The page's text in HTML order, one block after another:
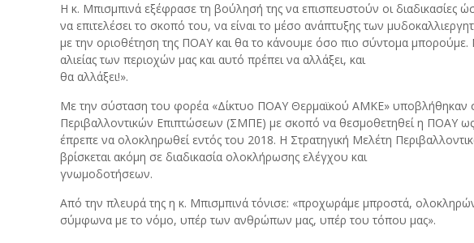
Η κ. Μπισμπινά εξέφρασε τη βούλησή της να επισπευστούν οι διαδικασίες
να επιτελέσει το σκοπό του, να είναι το μέσο ανάπτυξης των
με την οριοθέτηση της ΠΟΑΥ και θα το κάνουμε όσο πιο σύντομα μπορούμε.
αλιείας των περιοχών μας και αυτό πρέπει να αλλάξει, και
θα αλλάξει!».
Με την σύσταση του φορέα «Δίκτυο ΠΟΑΥ Θερμαϊκού ΑΜΚΕ» υποβλήθηκαν
Περιβαλλοντικών Επιπτώσεων (ΣΜΠΕ) με σκοπό να θεσμοθετηθεί η ΠΟΑΥ ως
έπρεπε να ολοκληρωθεί εντός του 2018. Η Στρατηγική Μελέτη
βρίσκεται ακόμη σε διαδικασία ολοκλήρωσης ελέγχου και
γνωμοδοτήσεων.
Από την πλευρά της η κ. Μπισμπινά τόνισε: «προχωράμε μπροστά,
σύμφωνα με το νόμο, υπέρ των ανθρώπων μας, υπέρ του τόπου μας».